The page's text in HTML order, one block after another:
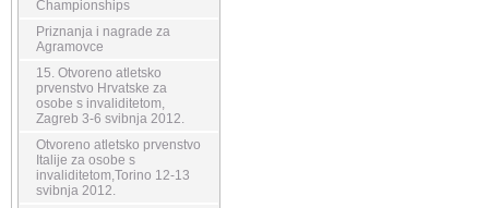
Championships
Priznanja i nagrade za
Agramovce
15. Otvoreno atletsko
prvenstvo Hrvatske za
osobe s invaliditetom,
Zagreb 3-6 svibnja 2012.
Otvoreno atletsko prvenstvo
Italije za osobe s
invaliditetom,Torino 12-13
svibnja 2012.